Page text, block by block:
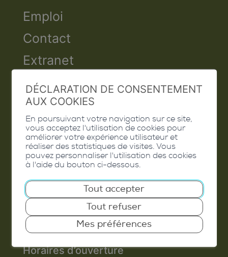
Emploi
Contact
Extranet
Valais Excellence
Commune de Conthey
Route de Savoie 54
1975 St-Séverin
T. 027 345 45 45
info@conthey.ch
Horaires d’ouverture
DÉCLARATION DE CONSENTEMENT
AUX COOKIES
En poursuivant votre navigation sur ce site,
vous acceptez l'utilisation de cookies pour
améliorer votre expérience utilisateur et
réaliser des statistiques de visites. Vous
pouvez personnaliser l'utilisation des cookies
à l'aide du bouton ci-dessous.
Tout accepter
Tout refuser
Mes préférences